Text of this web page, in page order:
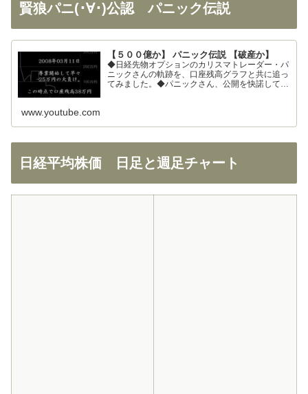
賢狼パニ(･∀･)公認 パニック伝説
【５００億か】 パニック伝説 【破産か】
◆日経先物オプションのカリスマトレーダー・パ
ニックさんの軌跡を、口座残高グラフと共に追っ
てみました。◆パニックさん、公開を快諾してく
www.youtube.com
日経平均株価 日足と週足チャート